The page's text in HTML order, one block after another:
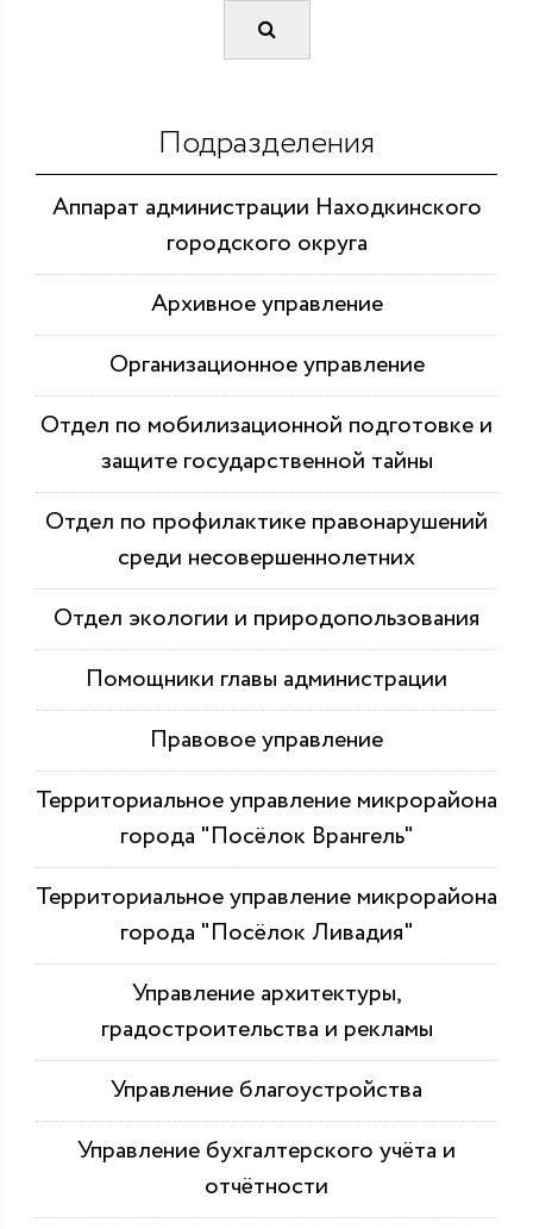
Подразделения
Аппарат администрации Находкинского
городского округа
Архивное управление
Организационное управление
Отдел по мобилизационной подготовке и
защите государственной тайны
Отдел по профилактике правонарушений
среди несовершеннолетних
Отдел экологии и природопользования
Помощники главы администрации
Правовое управление
Территориальное управление микрорайона
города "Посёлок Врангель"
Территориальное управление микрорайона
города "Посёлок Ливадия"
Управление архитектуры,
градостроительства и рекламы
Управление благоустройства
Управление бухгалтерского учёта и
отчётности